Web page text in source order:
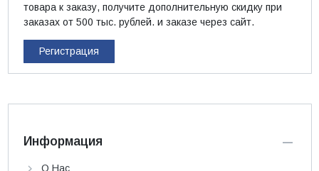
товара к заказу, получите дополнительную скидку при
заказах от 500 тыс. рублей. и заказе через сайт.
Регистрация
Информация
О Нас